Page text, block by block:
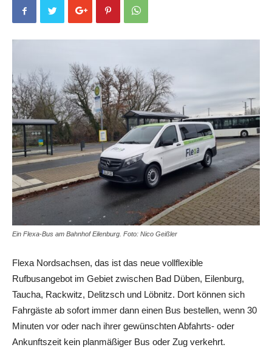
Ein Flexa-Bus am Bahnhof Eilenburg. Foto: Nico Geißler
Flexa Nordsachsen, das ist das neue vollflexible
Rufbusangebot im Gebiet zwischen Bad Düben, Eilenburg,
Taucha, Rackwitz, Delitzsch und Löbnitz. Dort können sich
Fahrgäste ab sofort immer dann einen Bus bestellen, wenn 30
Minuten vor oder nach ihrer gewünschten Abfahrts- oder
Ankunftszeit kein planmäßiger Bus oder Zug verkehrt.